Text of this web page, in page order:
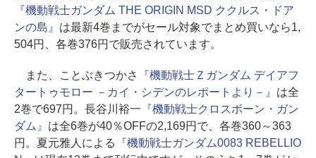
『機動戦士ガンダム THE ORIGIN MSD ククルス・ドア
ンの島』 は最新4巻までがセール対象でまとめ買いなら1,
504円、各巻376円で販売されています。
また、ことぶきつかさ
『機動戦士Ｚガンダム デイアフ
タートゥモロー －カイ・シデンのレポートより－』 は全
2巻で697円。長谷川裕一 『機動戦士クロスボーン・ガン
ダム』 は全6巻が40％OFFの2,169円で、各巻360～363
円。夏元雅人による
『機動戦士ガンダム0083 REBELLIO